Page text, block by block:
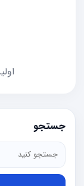
جستجو